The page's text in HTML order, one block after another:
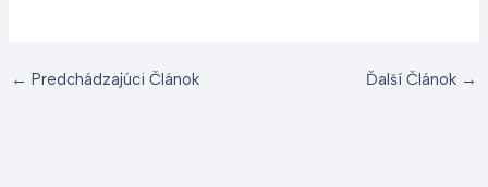
← Predchádzajúci Článok Ďalší Článok →